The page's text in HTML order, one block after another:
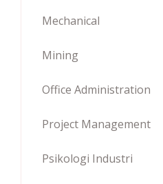
Mechanical
Mining
Office Administration
Project Management
Psikologi Industri